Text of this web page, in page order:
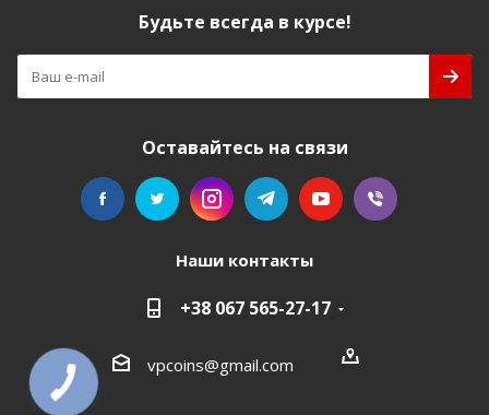
Будьте всегда в курсе!
Оставайтесь на связи
Наши контакты
+38 067 565-27-17
vpcoins@gmail.com
КНОПКА
СВЯЗИ